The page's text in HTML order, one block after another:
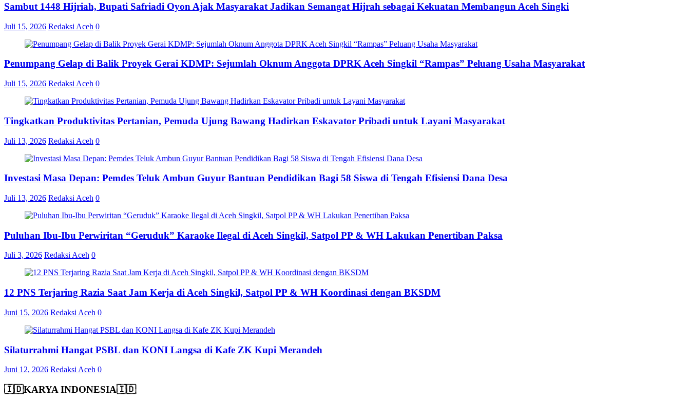
Sambut 1448 Hijriah, Bupati Safriadi Oyon Ajak Masyarakat Jadikan Semangat Hijrah sebagai Kekuatan Membangun Aceh Singki
Juli 15, 2026 Redaksi Aceh 0
Penumpang Gelap di Balik Proyek Gerai KDMP: Sejumlah Oknum Anggota DPRK Aceh Singkil “Rampas” Peluang Usaha Masyarakat
Juli 15, 2026 Redaksi Aceh 0
Tingkatkan Produktivitas Pertanian, Pemuda Ujung Bawang Hadirkan Eskavator Pribadi untuk Layani Masyarakat
Juli 13, 2026 Redaksi Aceh 0
Investasi Masa Depan: Pemdes Teluk Ambun Guyur Bantuan Pendidikan Bagi 58 Siswa di Tengah Efisiensi Dana Desa
Juli 13, 2026 Redaksi Aceh 0
Puluhan Ibu-Ibu Perwiritan “Geruduk” Karaoke Ilegal di Aceh Singkil, Satpol PP & WH Lakukan Penertiban Paksa
Juli 3, 2026 Redaksi Aceh 0
12 PNS Terjaring Razia Saat Jam Kerja di Aceh Singkil, Satpol PP & WH Koordinasi dengan BKSDM
Juni 15, 2026 Redaksi Aceh 0
Silaturrahmi Hangat PSBL dan KONI Langsa di Kafe ZK Kupi Merandeh
Juni 12, 2026 Redaksi Aceh 0
🇮🇩KARYA INDONESIA🇮🇩